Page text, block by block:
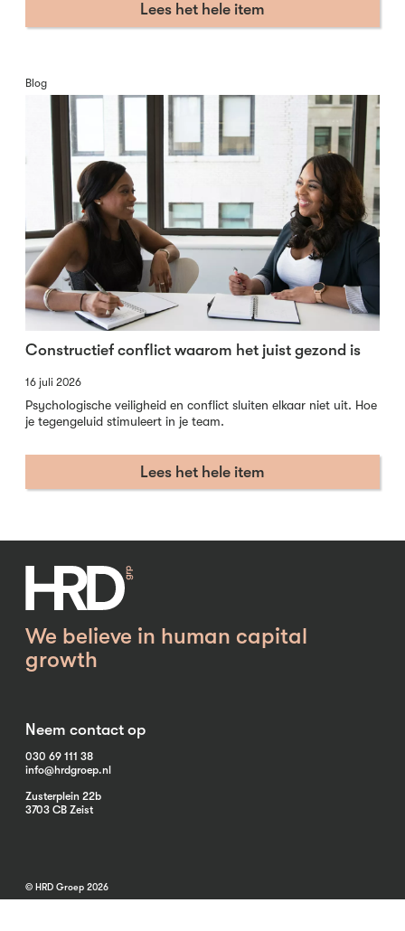
Lees het hele item
Blog
Constructief conflict waarom het juist gezond is
16 juli 2026
Psychologische veiligheid en conflict sluiten elkaar niet uit. Hoe
je tegengeluid stimuleert in je team.
Lees het hele item
We believe in human capital
growth
Neem contact op
030 69 111 38
info@hrdgroep.nl
Zusterplein 22b
3703 CB Zeist
© HRD Groep 2026